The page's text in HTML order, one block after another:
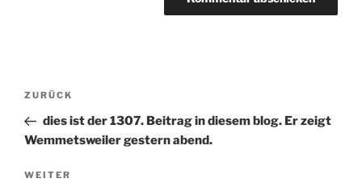
Beitragsnavigation
Vorheriger
Beitrag
ZURÜCK
dies ist der 1307. Beitrag in diesem blog. Er zeigt
Wemmetsweiler gestern abend.
Nächster
WEITER